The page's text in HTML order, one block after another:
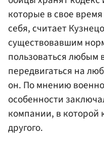
которые в свое
себя, считает
существовавшим
пользоваться любым
передвигаться на
он. По мнению
особенности
компании, в которой
другого.